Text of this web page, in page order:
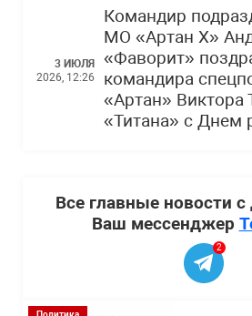
3 ИЮЛЯ
2026, 12:26
Командир
МО «Артан Х»
«Фаворит»
командира
«Артан» Виктора
«Титана» с Днем
Все главные новости с
Ваш мессенджер
2